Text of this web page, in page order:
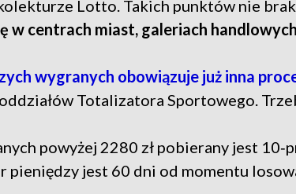
Lotto. Takich punktów nie
w centrach miast, galeriach
wygranych obowiązuje już inna
Totalizatora Sportowego.
powyżej 2280 zł pobierany jest
pieniędzy jest 60 dni od momentu